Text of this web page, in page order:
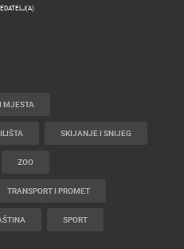
MJESTA
SKIJANJE I SNIJEG
ZOO
TRANSPORT I PROMET
SPORT